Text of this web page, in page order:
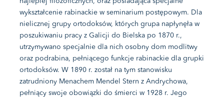
wykształcenie rabinackie w seminarium postępowym. Dla
nielicznej grupy ortodoksów, których grupa napłynęła w
poszukiwaniu pracy z Galicji do Bielska po 1870 r.,
utrzymywano specjalnie dla nich osobny dom modlitwy
oraz podrabina, pełniącego funkcje rabinackie dla grupki
ortodoksów. W 1890 r. został na tym stanowisku
zatrudniony Menachem Mendel Stern z Andrychowa,
pełniący swoje obowiązki do śmierci w 1928 r. Jego